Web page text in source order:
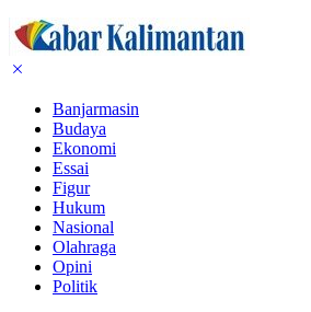
Banjarmasin
Budaya
Ekonomi
Essai
Figur
Hukum
Nasional
Olahraga
Opini
Politik